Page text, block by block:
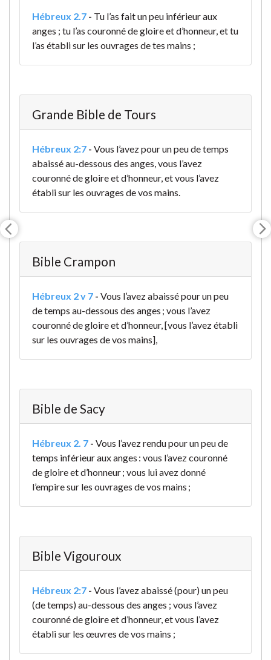
Hébreux 2.7 - Tu l’as fait un peu inférieur aux
anges ; tu l’as couronné de gloire et d’honneur, et tu
l’as établi sur les ouvrages de tes mains ;
Grande Bible de Tours
Hébreux 2:7 - Vous l’avez pour un peu de temps
abaissé au-dessous des anges, vous l’avez
couronné de gloire et d’honneur, et vous l’avez
établi sur les ouvrages de vos mains.
Bible Crampon
Hébreux 2 v 7 - Vous l’avez abaissé pour un peu
de temps au-dessous des anges ; vous l’avez
couronné de gloire et d’honneur, [vous l’avez établi
sur les ouvrages de vos mains],
Bible de Sacy
Hébreux 2. 7 - Vous l’avez rendu pour un peu de
temps inférieur aux anges : vous l’avez couronné
de gloire et d’honneur ; vous lui avez donné
l’empire sur les ouvrages de vos mains ;
Bible Vigouroux
Hébreux 2:7 - Vous l’avez abaissé (pour) un peu
(de temps) au-dessous des anges ; vous l’avez
couronné de gloire et d’honneur, et vous l’avez
établi sur les œuvres de vos mains ;